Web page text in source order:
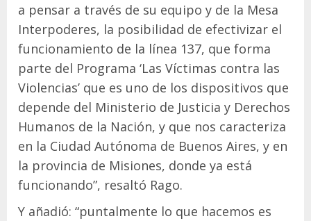
a pensar a través de su equipo y de la Mesa
Interpoderes, la posibilidad de efectivizar el
funcionamiento de la línea 137, que forma
parte del Programa ‘Las Víctimas contra las
Violencias’ que es uno de los dispositivos que
depende del Ministerio de Justicia y Derechos
Humanos de la Nación, y que nos caracteriza
en la Ciudad Autónoma de Buenos Aires, y en
la provincia de Misiones, donde ya está
funcionando”, resaltó Rago.
Y añadió: “puntalmente lo que hacemos es